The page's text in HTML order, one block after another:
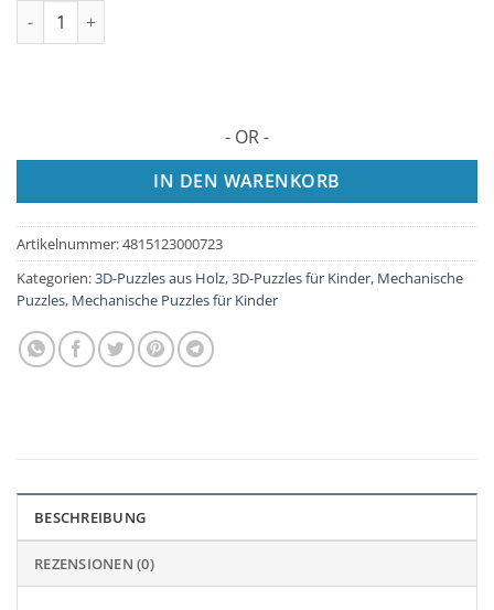
Der kinetische Globus - Mechanisches Holzpuzzle, 205 Teile
- OR -
IN DEN WARENKORB
Artikelnummer:4815123000723
Kategorien:3D-Puzzles aus Holz,3D-Puzzles für Kinder, Mechanische
Puzzles, Mechanische Puzzles für Kinder
BESCHREIBUNG
REZENSIONEN (0)